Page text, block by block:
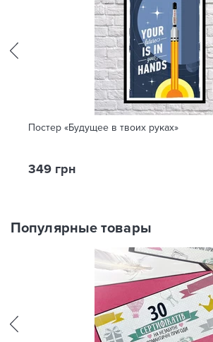
Постер «Будущее в твоих руках»
349 грн
Популярные товары